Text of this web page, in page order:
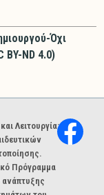
Όχι
BY-ND 4.0)
Λειτουργία:
Πρόγραμμα